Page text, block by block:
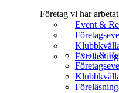
Företag vi har
Event &
Event &